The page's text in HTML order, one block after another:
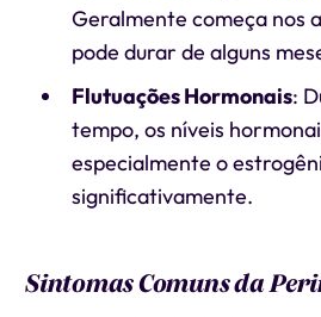
Geralmente começa nos
pode durar de alguns
Flutuações Hormonais:
tempo, os níveis
especialmente o
significativamente.
Sintomas Comuns da